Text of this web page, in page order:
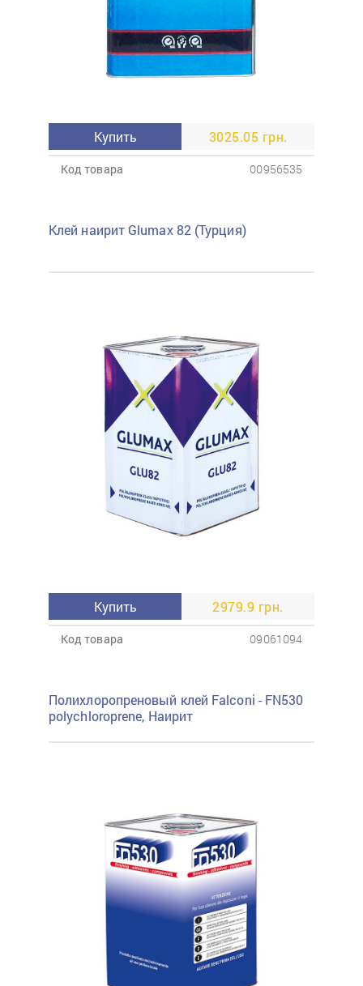
Купить 3025.05 грн.
Код товара 00956535
Клей наирит Glumax 82 (Турция)
Купить 2979.9 грн.
Код товара 09061094
Полихлоропреновый клей Falconi - FN530
polychloroprene, Наирит